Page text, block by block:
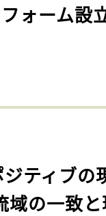
ォーム設
ジティブの
域の一致